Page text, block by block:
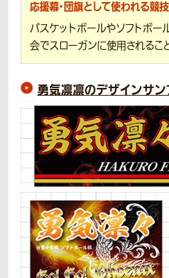
応援幕・団旗として使われる競
バスケットボールやソフトボー
会でスローガンに使用されるこ
勇気凛凛のデザインサン